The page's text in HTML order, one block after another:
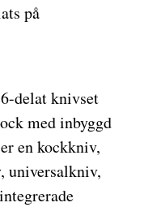
delat knivset
med inbyggd
en kockkniv,
universalkniv,
på